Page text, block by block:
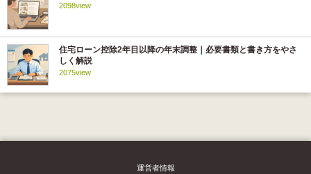
2098view
住宅ローン控除2年目以降の年末調整｜必要書類と書き方をやさ
しく解説
2075view
運営者情報